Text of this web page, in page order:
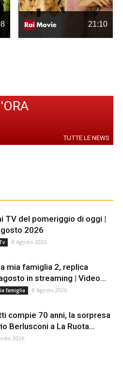
21:10
TUTTE LE NEWS
TV del pomeriggio di oggi |
2026
8 Agosto 2026
mia famiglia 2, replica
in streaming | Video...
famiglia 8 Agosto 2026
compie 70 anni, la sorpresa
Berlusconi a La Ruota...
2026